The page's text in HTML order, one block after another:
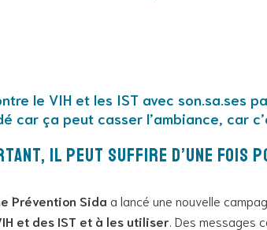
le VIH et les IST avec son.sa.ses
car ça peut casser l’ambiance, car
il peut suffire d’une fois
Prévention Sida a lancé une nouvelle
et des IST et à les utiliser . Des